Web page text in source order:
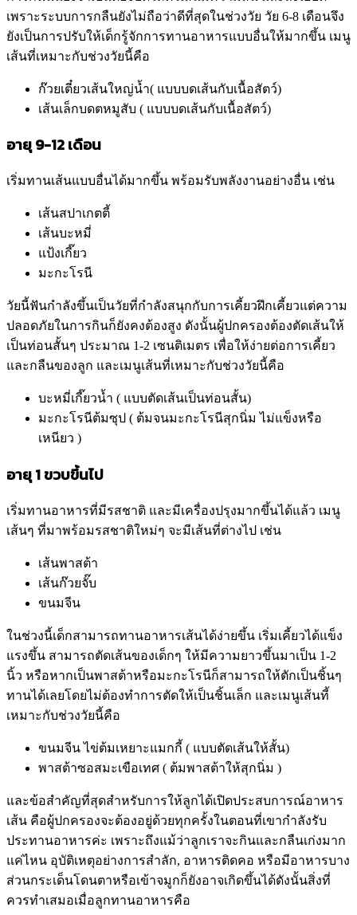
เพราะระบบการกลืนยังไม่ถือว่าดีที่สุดในช่วงวัย วัย 6-8 เดือนจึง
ยังเป็นการปรับให้เด็กรู้จักการทานอาหารแบบอื่นให้มากขึ้น เมนู
เส้นที่เหมาะกับช่วงวัยนี้คือ
ก๊วยเตี๋ยวเส้นใหญ่น้ำ( แบบบดเส้นกับเนื้อสัตว์)
เส้นเล็กบดตหมูสับ ( แบบบดเส้นกับเนื้อสัตว์)
อายุ 9-12 เดือน
เริ่มทานเส้นแบบอื่นได้มากขึ้น พร้อมรับพลังงานอย่างอื่น เช่น
เส้นสปาเกตตี้
เส้นบะหมี่
แป้งเกี๊ยว
มะกะโรนี
วัยนี้ฟันกำลังขึ้นเป็นวัยที่กำลังสนุกกับการเคี้ยวฝึกเคี้ยวแต่ความ
ปลอดภัยในการกินก็ยังคงต้องสูง ดังนั้นผู้ปกครองต้องตัดเส้นให้
เป็นท่อนสั้นๆ ประมาณ 1-2 เซนติเมตร เพื่อให้ง่ายต่อการเคี้ยว
และกลืนของลูก และเมนูเส้นที่เหมาะกับช่วงวัยนี้คือ
บะหมี่เกี๊ยวน้ำ ( แบบตัดเส้นเป็นท่อนสั้น)
มะกะโรนีต้มซุป ( ต้มจนมะกะโรนีสุกนิ่ม ไม่แข็งหรือ
เหนียว )
อายุ 1 ขวบขึ้นไป
เริ่มทานอาหารที่มีรสชาติ และมีเครื่องปรุงมากขึ้นได้แล้ว เมนู
เส้นๆ ที่มาพร้อมรสชาติใหม่ๆ จะมีเส้นที่ต่างไป เช่น
เส้นพาสต้า
เส้นก๊วยจั๊บ
ขนมจีน
ในช่วงนี้เด็กสามารถทานอาหารเส้นได้ง่ายขึ้น เริ่มเคี้ยวได้แข็ง
แรงขึ้น สามารถตัดเส้นของเด็กๆ ให้มีความยาวขึ้นมาเป็น 1-2
นิ้ว หรือหากเป็นพาสต้าหรือมะกะโรนีก็สามารถให้ตักเป็นชิ้นๆ
ทานได้เลยโดยไม่ต้องทำการตัดให้เป็นชิ้นเล็ก และเมนูเส้นที้
เหมาะกับช่วงวัยนี้คือ
ขนมจีน ไข่ต้มเหยาะแมกกี้ ( แบบตัดเส้นให้สั้น)
พาสต้าซอสมะเขือเทศ ( ต้มพาสต้าให้สุกนิ่ม )
และข้อสำคัญที่สุดสำหรับการให้ลูกได้เปิดประสบการณ์อาหาร
เส้น คือผู้ปกครองจะต้องอยู่ด้วยทุกครั้งในตอนที่เขากำลังรับ
ประทานอาหารค่ะ เพราะถึงแม้ว่าลูกเราจะกินและกลืนเก่งมาก
แค่ไหน อุบัติเหตุอย่างการสำลัก, อาหารติดคอ หรือมีอาหารบาง
ส่วนกระเด็นโดนตาหรือเข้าจมูกก็ยังอาจเกิดขึ้นได้ดังนั้นสิ่งที่
ควรทำเสมอเมื่อลูกทานอาหารคือ